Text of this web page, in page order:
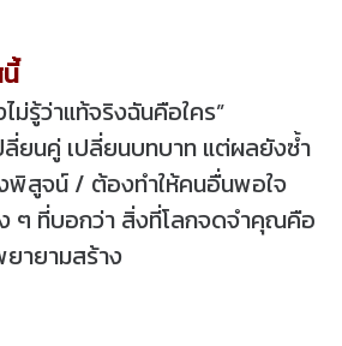
ม่รู้ว่าแท้จริงฉันคือใคร”
ลี่ยนคู่ เปลี่ยนบทบาท แต่ผลยังซ้ำ
พิสูจน์ / ต้องทำให้คนอื่นพอใจ
ๆ ที่บอกว่า สิ่งที่โลกจดจำคุณคือ
ายามสร้าง